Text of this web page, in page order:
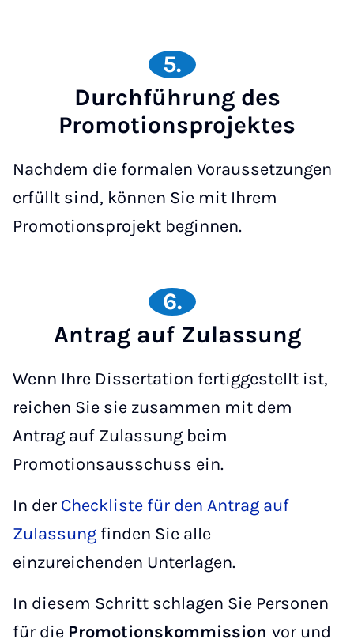
5.
Durchführung des
Promotionsprojektes
Nachdem die formalen Voraussetzungen
erfüllt sind, können Sie mit Ihrem
Promotionsprojekt beginnen.
6.
Antrag auf Zulassung
Wenn Ihre Dissertation fertiggestellt ist,
reichen Sie sie zusammen mit dem
Antrag auf Zulassung beim
Promotionsausschuss ein.
In der Checkliste für den Antrag auf
Zulassung finden Sie alle
einzureichenden Unterlagen.
In diesem Schritt schlagen Sie Personen
für die Promotionskommission vor und